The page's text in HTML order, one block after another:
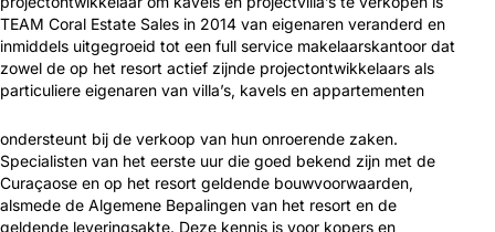
TEAM Coral Estate Sales in 2014 van eigenaren veranderd en
inmiddels uitgegroeid tot een full service makelaarskantoor dat
zowel de op het resort actief zijnde projectontwikkelaars als
particuliere eigenaren van villa’s, kavels en appartementen
ondersteunt bij de verkoop van hun onroerende zaken.
Specialisten van het eerste uur die goed bekend zijn met de
Curaçaose en op het resort geldende bouwvoorwaarden,
alsmede de Algemene Bepalingen van het resort en de
geldende leveringsakte. Deze kennis is voor kopers en